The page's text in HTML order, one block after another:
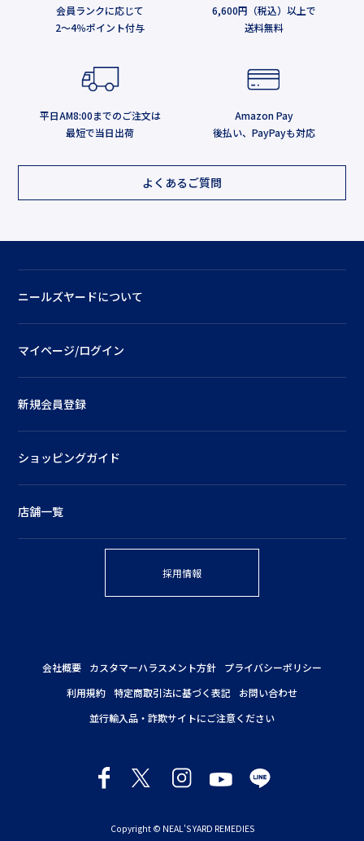
会員ランクに応じて
2～4％ポイント付与
6,600円（税込）以上で
送料無料
平日AM8:00までのご注文は
最短で当日出荷
Amazon Pay
後払い、PayPayも対応
よくあるご質問
ニールズヤードについて
マイページ/ログイン
新規会員登録
ショッピングガイド
店舗一覧
採用情報
会社概要 カスタマーハラスメント方針
プライバシーポリシー
利用規約 特定商取引法に基づく表記
お問い合わせ
並行輸入品・詐欺サイトにご注意ください
Copyright © NEAL'S YARD REMEDIES